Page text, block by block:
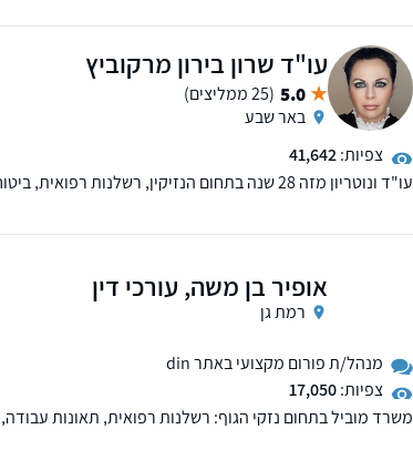
עו"ד שרון בירון מרקוביץ
5.0 (25 ממליצים)
באר שבע
צפיות:41,642
עו"ד ונוטריון מזה 28 שנה בתחום הנזיקין, רשלנות
אופיר בן משה, עורכי דין
רמת גן
מנהל/ת פורום מקצועי באתר din
צפיות:17,050
משרד מוביל בתחום נזקי הגוף: רשלנות רפואית, תאונות